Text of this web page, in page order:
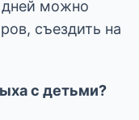
дней можно
съездить на
с детьми?